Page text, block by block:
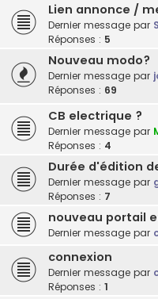
Lien annonce /
Dernier message par
Réponses : 5
Nouveau modo?
Dernier message par
Réponses : 69
CB electrique ?
Dernier message par
Réponses : 4
Durée d'édition
Dernier message par
Réponses : 7
nouveau portail
Dernier message par
connexion
Dernier message par
Réponses : 1